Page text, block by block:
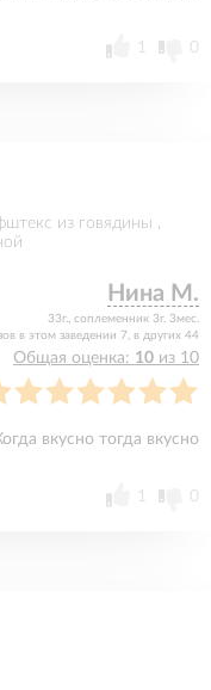
1 0
из говядины ,
Нина М.
33г., соплеменник 3г. 3мес.
в этом заведении 7, в других 44
Общая оценка: 10 из 10
вкусно тогда вкусно
1 0